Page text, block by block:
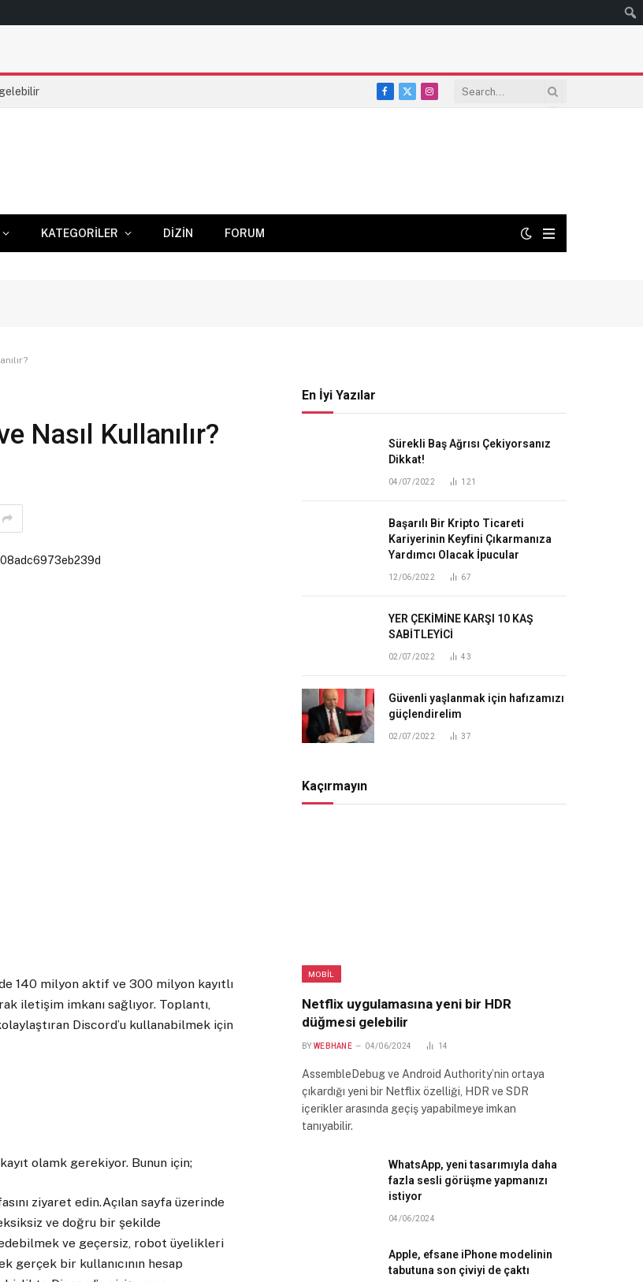
Facebook
X
Instagram
KATEGORILER DIZIN FORUM
Nasıl Kullanılır?
140 milyon aktif ve 300 milyon kayıtlı
iletişim imkanı sağlıyor. Toplantı,
Discord’u kullanabilmek için
olamk gerekiyor. Bunun için;
ziyaret edin.Açılan sayfa üzerinde
eksiksiz ve doğru bir şekilde
ve geçersiz, robot üyelikleri
gerçek bir kullanıcının hesap
En İyi Yazılar
Sürekli Baş Ağrısı Çekiyorsanız
Dikkat!
04/07/2022 121
Başarılı Bir Kripto Ticareti
Kariyerinin Keyfini Çıkarmanıza
Yardımcı Olacak İpucular
12/06/2022 67
YER ÇEKİMİNE KARŞI 10 KAŞ
SABİTLEYİCİ
02/07/2022 43
Güvenli yaşlanmak için hafızamızı
güçlendirelim
02/07/2022 37
Kaçırmayın
MOBIL
Netflix uygulamasına yeni bir HDR
düğmesi gelebilir
BY WEBHANE 04/06/2024 14
AssembleDebug ve Android Authority’nin ortaya
çıkardığı yeni bir Netflix özelliği, HDR ve SDR
içerikler arasında geçiş yapabilmeye imkan
tanıyabilir.
WhatsApp, yeni tasarımıyla daha
fazla sesli görüşme yapmanızı
istiyor
04/06/2024
Apple, efsane iPhone modelinin
tabutuna son çiviyi de çaktı